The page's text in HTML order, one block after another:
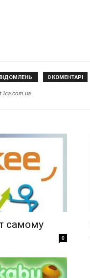
0 КОМЕНТАРІ
самому
0